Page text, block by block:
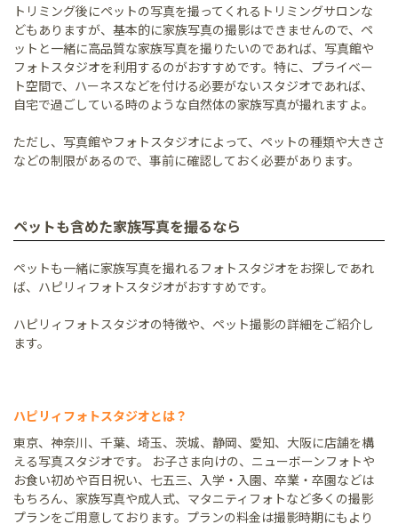
トリミング後にペットの写真を撮ってくれるトリミングサロンな
どもありますが、基本的に家族写真の撮影はできませんので、ペ
ットと一緒に高品質な家族写真を撮りたいのであれば、写真館や
フォトスタジオを利用するのがおすすめです。特に、プライベー
ト空間で、ハーネスなどを付ける必要がないスタジオであれば、
自宅で過ごしている時のような自然体の家族写真が撮れますよ。
ただし、写真館やフォトスタジオによって、ペットの種類や大きさ
などの制限があるので、事前に確認しておく必要があります。
ペットも含めた家族写真を撮るなら
ペットも一緒に家族写真を撮れるフォトスタジオをお探しであれ
ば、ハピリィフォトスタジオがおすすめです。
ハピリィフォトスタジオの特徴や、ペット撮影の詳細をご紹介し
ます。
ハピリィフォトスタジオとは？
東京、神奈川、千葉、埼玉、茨城、静岡、愛知、大阪に店舗を構
える写真スタジオです。 お子さま向けの、ニューボーンフォトや
お食い初めや百日祝い、七五三、入学・入園、卒業・卒園などは
もちろん、家族写真や成人式、マタニティフォトなど多くの撮影
プランをご用意しております。プランの料金は撮影時期にもより